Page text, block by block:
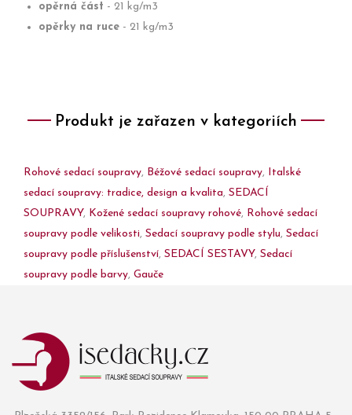
opěrná část - 21 kg/m3
opěrky na ruce - 21 kg/m3
Produkt je zařazen v kategoriích
Rohové sedací soupravy, Béžové sedací soupravy, Italské
sedací soupravy: tradice, design a kvalita, SEDACÍ
SOUPRAVY, Kožené sedací soupravy rohové, Rohové sedací
soupravy podle velikosti, Sedací soupravy podle stylu, Sedací
soupravy podle příslušenství, SEDACÍ SESTAVY, Sedací
soupravy podle barvy, Gauče